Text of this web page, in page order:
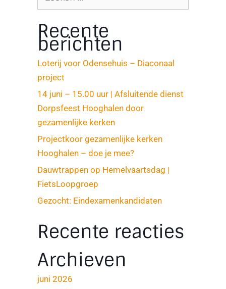
Recente
berichten
Loterij voor Odensehuis – Diaconaal
project
14 juni – 15.00 uur | Afsluitende dienst
Dorpsfeest Hooghalen door
gezamenlijke kerken
Projectkoor gezamenlijke kerken
Hooghalen – doe je mee?
Dauwtrappen op Hemelvaartsdag |
FietsLoopgroep
Gezocht: Eindexamenkandidaten
Recente reacties
Archieven
juni 2026